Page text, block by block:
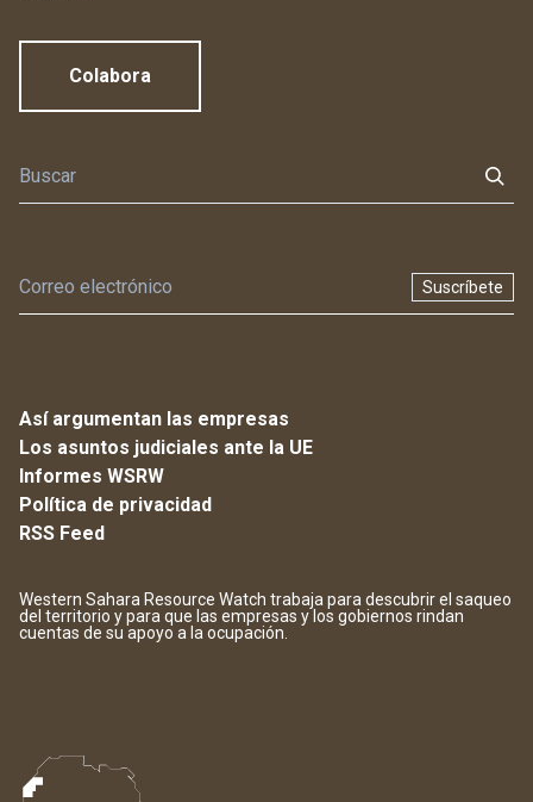
Colabora
Suscríbete
Así argumentan las empresas
Los asuntos judiciales ante la UE
Informes WSRW
Política de privacidad
RSS Feed
Western Sahara Resource Watch trabaja para descubrir el saqueo
del territorio y para que las empresas y los gobiernos rindan
cuentas de su apoyo a la ocupación.